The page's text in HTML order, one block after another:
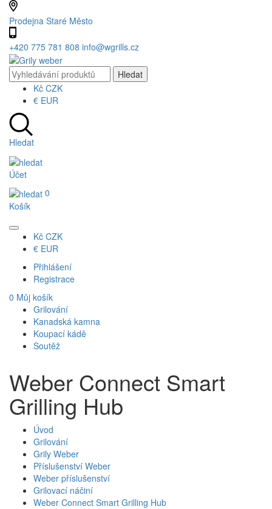
Prodejna Staré Město
+420 775 781 808 info@wgrills.cz
Kč CZK
€ EUR
Hledat
Účet
0
Košík
Kč CZK
€ EUR
Přihlášení
Registrace
0 Můj košík
Grilování
Kanadská kamna
Koupací kádě
Soutěž
Weber Connect Smart
Grilling Hub
Úvod
Grilování
Grily Weber
Příslušenství Weber
Weber příslušenství
Grilovací náčiní
Weber Connect Smart Grilling Hub